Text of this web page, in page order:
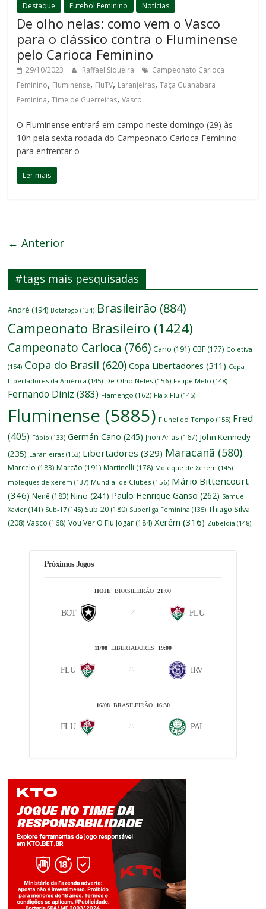
Destaque Futebol Feminino Notícias
De olho nelas: como vem o Vasco
para o clássico contra o Fluminense
pelo Carioca Feminino
29/10/2023 Raffael Siqueira
Campeonato Carioca
Feminino, Fluminense, FluTV, Laranjeiras,Taça Guanabara
Feminina,Time de Guerreiras,Vasco
O Fluminense entrará em campo neste domingo (29) às
10h pela sexta rodada do Campeonato Carioca Feminino
para enfrentar o
Ler mais
← Anterior
#tags mais pesquisadas
André (194) Botafogo (134) Brasileirão (884)
Campeonato Brasileiro (1424)
Campeonato Carioca (766) Cano (191) CBF (177) Coletiva
(154) Copa do Brasil (620) Copa Libertadores (311) Copa
Libertadores da América (145) De Olho Neles (156) Felipe Melo (148)
Fernando Diniz (383) Flamengo (162) Fla x Flu (145)
Fluminense (5885) Flunel do Tempo (155) Fred
(405) Fábio (133) Germán Cano (245) Jhon Arias (167) John Kennedy
(235) Laranjeiras (153) Libertadores (329) Maracanã (580)
Marcelo (183) Marcão (191) Martinelli (178) Moleque de Xerém (145)
moleques de xerém (137) Mundial de Clubes (156) Mário Bittencourt
(346) Nenê (183) Nino (241) Paulo Henrique Ganso (262) Samuel
Xavier (141) Sub-17 (145) Sub-20 (180) Superliga Feminina (135) Thiago Silva
(208) Vasco (168) Vou Ver O Flu Jogar (184) Xerém (316) Zubeldía (148)
Próximos Jogos
HOJE BRASILEIRÃO21:00
BOT FLU
11/08LIBERTADORES 19:00
FLU IRV
16/08BRASILEIRÃO 16:30
FLU PAL